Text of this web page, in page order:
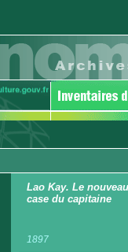
Lao Kay. Le
case du capitaine
1897